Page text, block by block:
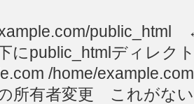
public_html
にpublic_htmlディレク
/home/
所有者変更 これがな